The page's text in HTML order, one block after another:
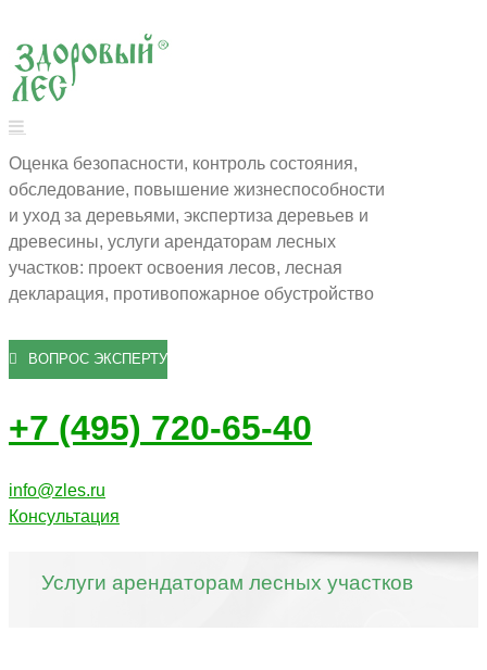
Оценка безопасности, контроль состояния,
обследование, повышение жизнеспособности
и уход за деревьями, экспертиза деревьев и
древесины, услуги арендаторам лесных
участков: проект освоения лесов, лесная
декларация, противопожарное обустройство
ВОПРОС ЭКСПЕРТУ
+7 (495) 720-65-40
info@zles.ru
Консультация
Услуги арендаторам лесных участков